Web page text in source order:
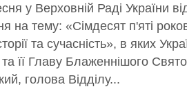
у Верховній Раді України
на тему: «Сімдесят п'яті
та сучасність», в яких
її Главу Блаженнішого
голова Відділу...